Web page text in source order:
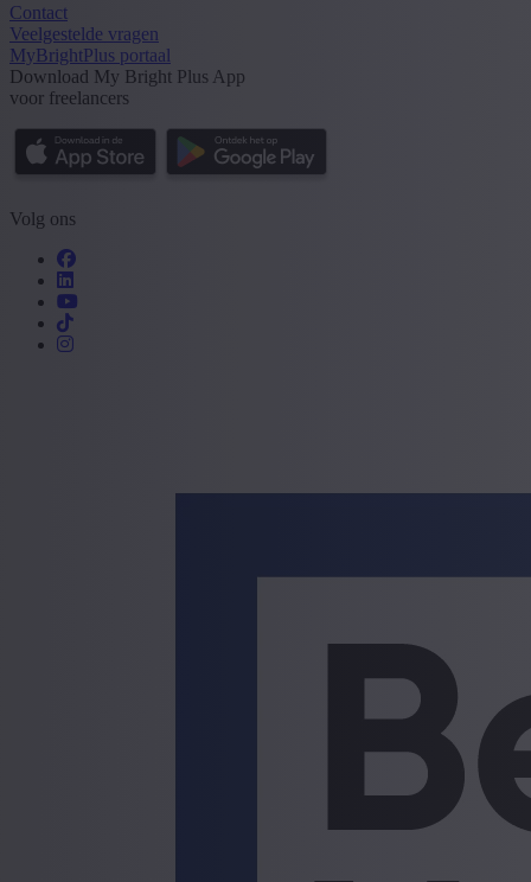
Contact
Veelgestelde vragen
MyBrightPlus portaal
Download My Bright Plus App
voor freelancers
Volg ons